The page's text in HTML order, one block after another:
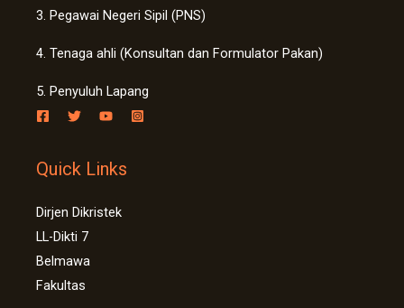
3. Pegawai Negeri Sipil (PNS)
4. Tenaga ahli (Konsultan dan Formulator Pakan)
5. Penyuluh Lapang
Quick Links
Dirjen Dikristek
LL-Dikti 7
Belmawa
Fakultas